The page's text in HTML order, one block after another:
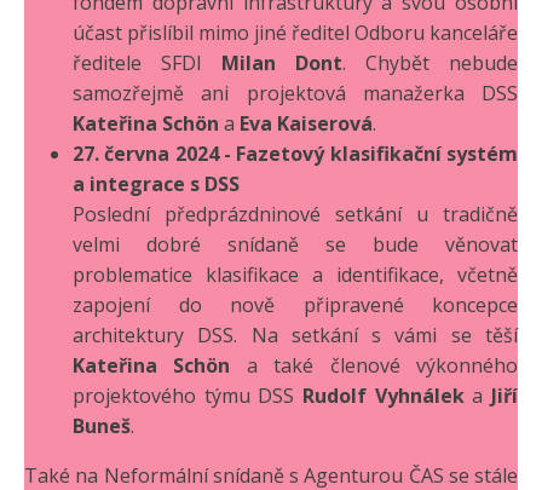
účast přislíbil mimo jiné ředitel Odboru kanceláře
ředitele SFDI Milan Dont. Chybět nebude
samozřejmě ani projektová manažerka DSS
Kateřina Schön a Eva Kaiserová.
27. června 2024 - Fazetový klasifikační systém
a integrace s DSS
Poslední předprázdninové setkání u tradičně
velmi dobré snídaně se bude věnovat
problematice klasifikace a identifikace, včetně
zapojení do nově připravené koncepce
architektury DSS. Na setkání s vámi se těší
Kateřina Schön a také členové výkonného
projektového týmu DSS Rudolf Vyhnáleka Jiří
Buneš.
Také na Neformální snídaně s Agenturou ČAS se stále